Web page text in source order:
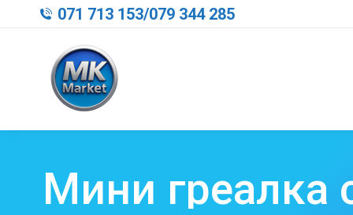
071 713 153/079 344 285
Мини греалка